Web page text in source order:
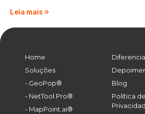
Leia mais »
Home
Soluções
- GeoPop®
- NetTool Pro®
- MapPoint.ai®
Blog
Política de